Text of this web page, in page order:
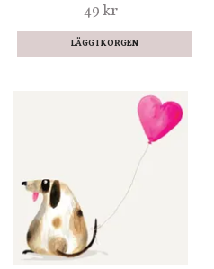
49 kr